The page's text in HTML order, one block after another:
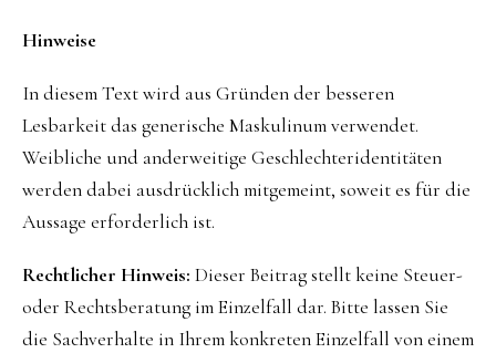
Hinweise
In diesem Text wird aus Gründen der besseren
Lesbarkeit das generische Maskulinum verwendet.
Weibliche und anderweitige Geschlechteridentitäten
werden dabei ausdrücklich mitgemeint, soweit es für die
Aussage erforderlich ist.
Rechtlicher Hinweis: Dieser Beitrag stellt keine Steuer-
oder Rechtsberatung im Einzelfall dar. Bitte lassen Sie
die Sachverhalte in Ihrem konkreten Einzelfall von einem